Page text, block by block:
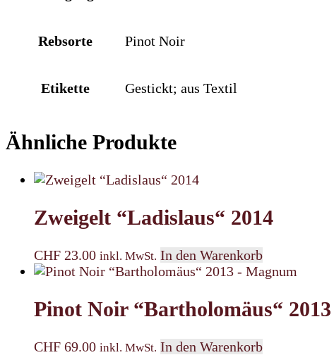
Rebsorte Pinot Noir
Etikette Gestickt; aus Textil
Ähnliche Produkte
Zweigelt “Ladislaus“ 2014
CHF 23.00 inkl. MwSt. In den Warenkorb
Pinot Noir “Bartholomäus“
CHF 69.00 inkl. MwSt. In den Warenkorb